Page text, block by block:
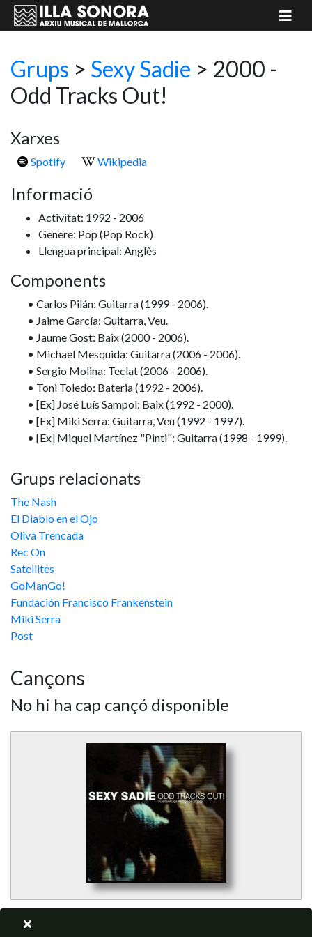
Grups > Sexy Sadie > 2000 -
Odd Tracks Out!
Xarxes
Spotify Wikipedia
Informació
Activitat: 1992 - 2006
Genere: Pop (Pop Rock)
Llengua principal: Anglès
Components
• Carlos Pilán: Guitarra (1999 - 2006).
• Jaime García: Guitarra, Veu.
• Jaume Gost: Baix (2000 - 2006).
• Michael Mesquida: Guitarra (2006 - 2006).
• Sergio Molina: Teclat (2006 - 2006).
• Toni Toledo: Bateria (1992 - 2006).
• [Ex] José Luís Sampol: Baix (1992 - 2000).
• [Ex] Miki Serra: Guitarra, Veu (1992 - 1997).
• [Ex] Miquel Martínez "Pinti": Guitarra (1998 - 1999).
Grups relacionats
The Nash
El Diablo en el Ojo
Oliva Trencada
Rec On
Satellites
GoManGo!
Fundación Francisco Frankenstein
Miki Serra
Post
Cançons
No hi ha cap cançó disponible